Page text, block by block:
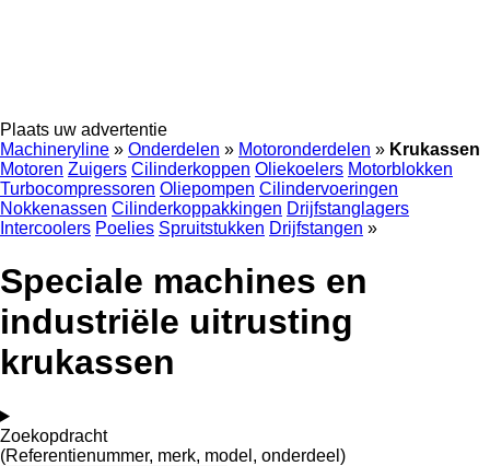
Plaats uw advertentie
Machineryline » Onderdelen » Motoronderdelen » Krukassen
Motoren Zuigers Cilinderkoppen Oliekoelers Motorblokken
Turbocompressoren Oliepompen Cilindervoeringen
Nokkenassen Cilinderkoppakkingen Drijfstanglagers
Intercoolers Poelies Spruitstukken Drijfstangen »
Speciale machines en
industriële uitrusting
krukassen
Zoekopdracht
(Referentienummer, merk, model, onderdeel)